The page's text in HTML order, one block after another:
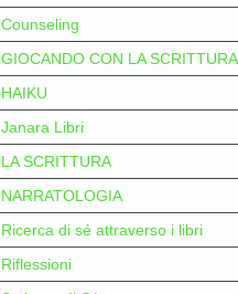
Counseling
GIOCANDO CON LA SCRITTURA
HAIKU
Janara Libri
LA SCRITTURA
NARRATOLOGIA
Ricerca di sé attraverso i libri
Riflessioni